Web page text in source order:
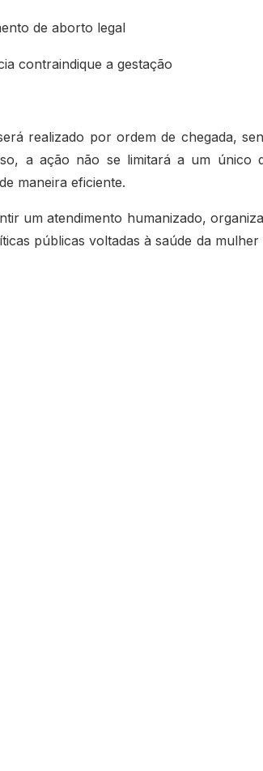
de aborto legal
contraindique a gestação
realizado por ordem de chegada,
a ação não se limitará a um único
maneira eficiente.
um atendimento humanizado,
públicas voltadas à saúde da mulher